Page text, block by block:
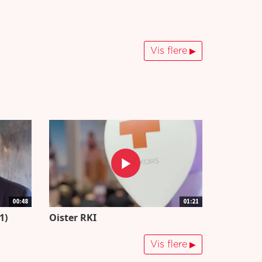
Vis flere
00:48 01:21
Oister RKI
Vis flere